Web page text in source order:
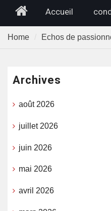
HomeAccueil
Home Echos de
Archives
août 2026
juillet 2026
juin 2026
mai 2026
avril 2026